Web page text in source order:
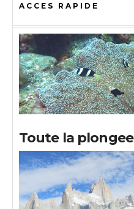
ACCES RAPIDE
Toute la plongee